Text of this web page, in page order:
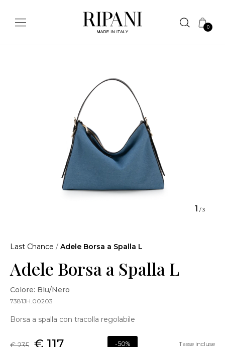
0
1 /3
Last Chance / Adele Borsa a Spalla L
Adele Borsa a Spalla L
Colore: Blu/Nero
7381JH.00203
Borsa a spalla con tracolla regolabile
€ 117 -50% Tasse incluse